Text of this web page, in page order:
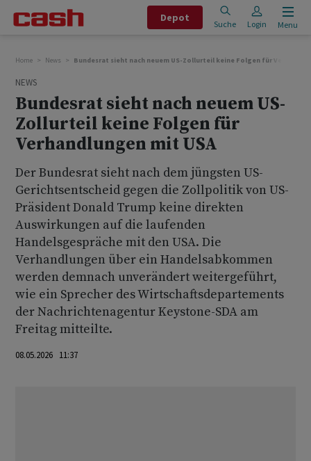
Depot
Suche Login Menu
Home News Bundesrat sieht nach neuem US-Zollurteil keine Folgen für
NEWS
Bundesrat sieht nach neuem US-
Zollurteil keine Folgen für
Verhandlungen mit USA
Der Bundesrat sieht nach dem jüngsten US-
Gerichtsentscheid gegen die Zollpolitik von US-
Präsident Donald Trump keine direkten
Auswirkungen auf die laufenden
Handelsgespräche mit den USA. Die
Verhandlungen über ein Handelsabkommen
werden demnach unverändert weitergeführt,
wie ein Sprecher des Wirtschaftsdepartements
der Nachrichtenagentur Keystone-SDA am
Freitag mitteilte.
08.05.2026 11:37